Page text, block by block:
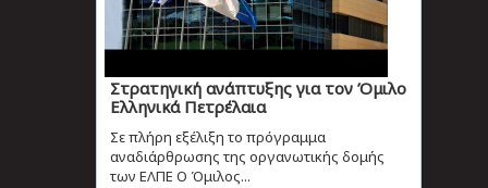
Στρατηγική ανάπτυξης για τον Όμιλο
Ελληνικά Πετρέλαια
Σε πλήρη εξέλιξη το πρόγραμμα
αναδιάρθρωσης της οργανωτικής δομής
των ΕΛΠΕ Ο Όμιλος...